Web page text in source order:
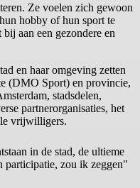
Ze voelen zich gewoon
hobby of hun sport te
aan een gezondere en
en haar omgeving zetten
(DMO Sport) en provincie,
stadsdelen,
partnerorganisaties, het
vrijwilligers.
in de stad, de ultieme
participatie, zou ik zeggen"